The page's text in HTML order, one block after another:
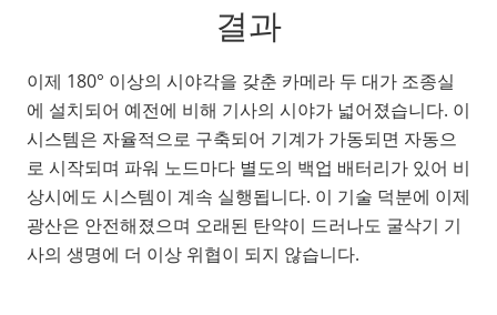
결과
이제 180° 이상의 시야각을 갖춘 카메라 두 대가 조종실
에 설치되어 예전에 비해 기사의 시야가 넓어졌습니다. 이
시스템은 자율적으로 구축되어 기계가 가동되면 자동으
로 시작되며 파워 노드마다 별도의 백업 배터리가 있어 비
상시에도 시스템이 계속 실행됩니다. 이 기술 덕분에 이제
광산은 안전해졌으며 오래된 탄약이 드러나도 굴삭기 기
사의 생명에 더 이상 위협이 되지 않습니다.